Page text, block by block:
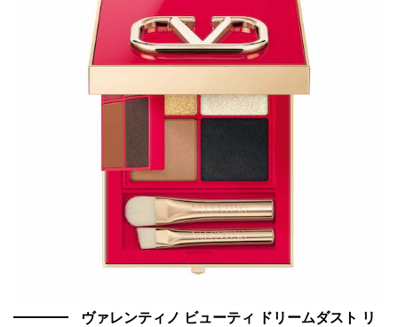
ヴァレンティノ ビューティ ドリームダスト リ